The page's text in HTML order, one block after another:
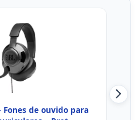
Fones de ouvido para